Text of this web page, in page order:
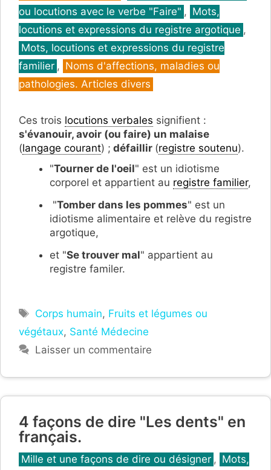
ou locutions avec le verbe "Faire" , Mots,
locutions et expressions du registre argotique ,
Mots, locutions et expressions du registre
familier , Noms d'affections, maladies ou
pathologies. Articles divers
Ces trois locutions verbales signifient :
s'évanouir, avoir (ou faire) un malaise
(langage courant) ; défaillir (registre soutenu).
"Tourner de l'oeil" est un idiotisme
corporel et appartient au registre familier,
"Tomber dans les pommes" est un
idiotisme alimentaire et relève du registre
argotique,
et "Se trouver mal" appartient au
registre familer.
Étiquettes
Corps humain, Fruits et légumes ou
végétaux, Santé Médecine
Laisser un commentaire
4 façons de dire "Les dents" en
français.
Catégories
Mille et une façons de dire ou désigner , Mots,